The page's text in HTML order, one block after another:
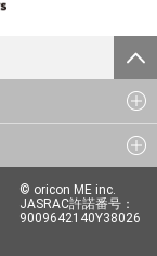
© oricon ME inc.
JASRAC許諾番号：
9009642140Y38026